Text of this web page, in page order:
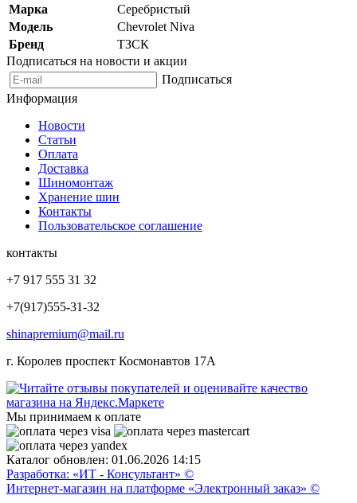
Марка
Серебристый
Модель
Chevrolet Niva
Бренд
ТЗСК
Подписаться на новости и акции
Подписаться
Информация
Новости
Статьи
Оплата
Доставка
Шиномонтаж
Хранение шин
Контакты
Пользовательское соглашение
контакты
+7 917 555 31 32
+7(917)555-31-32
shinapremium@mail.ru
г. Королев проспект Космонавтов 17А
Мы принимаем к оплате
Каталог обновлен: 01.06.2026 14:15
Разработка: «ИТ - Консультант» ©
Интернет-магазин на платформе «Электронный заказ» ©